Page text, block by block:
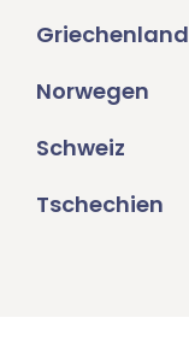
Griechenland
Norwegen
Schweiz
Tschechien